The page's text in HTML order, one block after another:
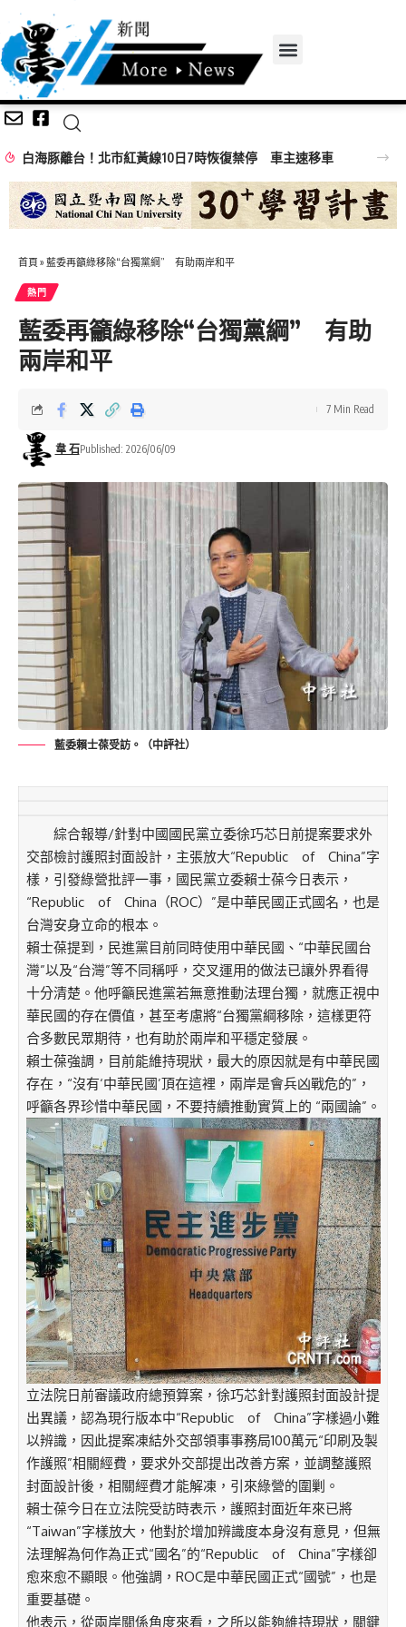
白海豚離台！北市紅黃線10日7時恢復禁停 車主速移車
首頁 » 藍委再籲綠移除“台獨黨綱” 有助兩岸和平
熱門
藍委再籲綠移除“台獨黨綱” 有助
兩岸和平
韋 石Published: 2026/06/09
7 Min Read
藍委賴士葆受訪。（中評社）
綜合報導/針對中國國民黨立委徐巧芯日前提案要求外
交部檢討護照封面設計，主張放大“Republic of China”字
樣，引發綠營批評一事，國民黨立委賴士葆今日表示，
“Republic of China（ROC）”是中華民國正式國名，也是
台灣安身立命的根本。
賴士葆提到，民進黨目前同時使用中華民國、“中華民國台
灣”以及“台灣”等不同稱呼，交叉運用的做法已讓外界看得
十分清楚。他呼籲民進黨若無意推動法理台獨，就應正視中
華民國的存在價值，甚至考慮將“台獨黨綱移除，這樣更符
合多數民眾期待，也有助於兩岸和平穩定發展。
賴士葆強調，目前能維持現狀，最大的原因就是有中華民國
存在，“沒有‘中華民國’頂在這裡，兩岸是會兵凶戰危的”，
呼籲各界珍惜中華民國，不要持續推動實質上的 “兩國論”。
立法院日前審議政府總預算案，徐巧芯針對護照封面設計提
出異議，認為現行版本中“Republic of China”字樣過小難
以辨識，因此提案凍結外交部領事事務局100萬元“印刷及製
作護照”相關經費，要求外交部提出改善方案，並調整護照
封面設計後，相關經費才能解凍，引來綠營的圍剿。
賴士葆今日在立法院受訪時表示，護照封面近年來已將
“Taiwan”字樣放大，他對於增加辨識度本身沒有意見，但無
法理解為何作為正式“國名”的“Republic of China”字樣卻
愈來愈不顯眼。他強調，ROC是中華民國正式“國號”，也是
重要基礎。
他表示，從兩岸關係角度來看，之所以能夠維持現狀，關鍵